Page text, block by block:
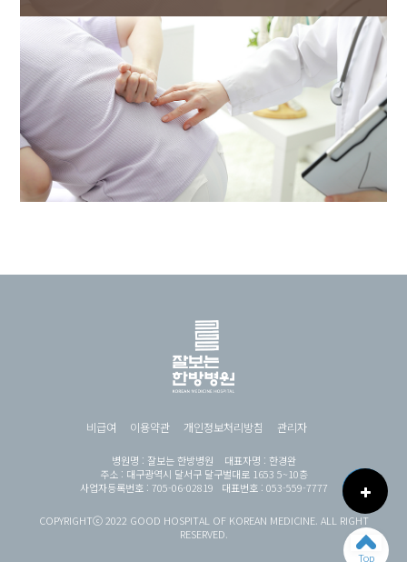
비급여 이용약관 개인정보처리방침 관리자
병원명 : 잘보는 한방병원 대표자명 : 한경완
주소 : 대구광역시 달서구 달구벌대로 1653 5~10층
사업자등록번호 : 705-06-02819 대표번호 : 053-559-7777
COPYRIGHTⓒ 2022 GOOD HOSPITAL OF KOREAN MEDICINE. ALL RIGHT
RESERVED.
Top